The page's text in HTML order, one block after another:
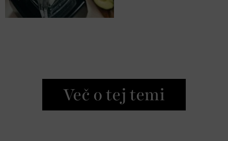
Več o tej temi